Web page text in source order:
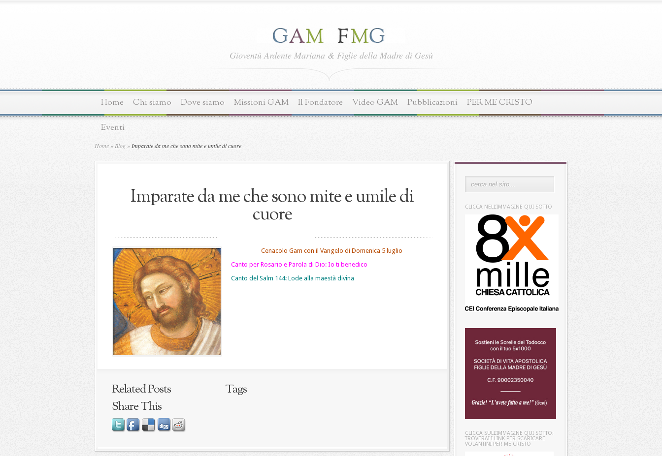
Gioventù Ardente Mariana & Figlie della Madre di Gesù
Home Chi siamo Dove siamo Missioni GAM Il Fondatore Video GAM Pubblicazioni PER ME CRISTO
Eventi
Home » Blog » Imparate da me che sono mite e umile di cuore
Imparate da me che sono mite e umile di
cuore
Cenacolo Gam con il Vangelo di Domenica 5 luglio
Canto per Rosario e Parola di Dio: Io ti benedico
Canto del Salm 144: Lode alla maestà divina
Related Posts
Tags
Share This
CLICCA NELL’IMMAGINE QUI SOTTO
CLICCA SULL’IMMAGINE QUI SOTTO:
TROVERAI I LINK PER SCARICARE
VOLANTINI PER ME CRISTO